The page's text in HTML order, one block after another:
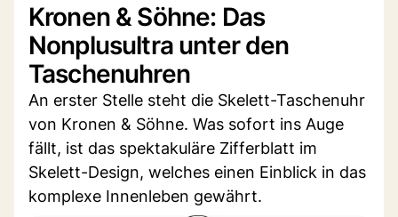
Kronen & Söhne: Das
Nonplusultra unter den
Taschenuhren
An erster Stelle steht die Skelett-Taschenuhr
von Kronen & Söhne. Was sofort ins Auge
fällt, ist das spektakuläre Zifferblatt im
Skelett-Design, welches einen Einblick in das
komplexe Innenleben gewährt.